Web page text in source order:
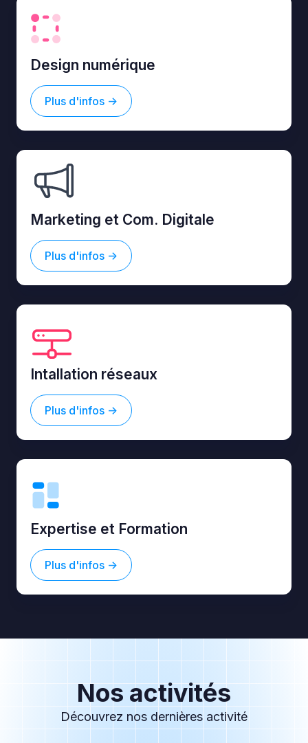
Design numérique
Plus d'infos ->
Marketing et Com. Digitale
Plus d'infos ->
Intallation réseaux
Plus d'infos ->
Expertise et Formation
Plus d'infos ->
Nos activités
Découvrez nos dernières activité